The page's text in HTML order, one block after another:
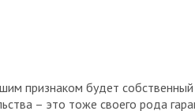
признаком будет
– это тоже своего рода